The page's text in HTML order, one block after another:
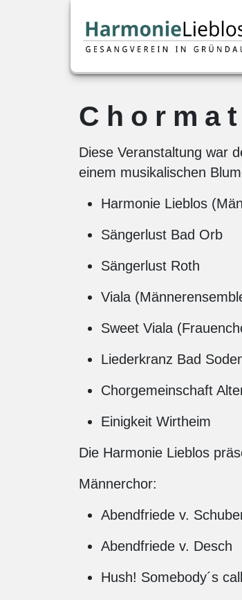
Diese Veranstaltung war
einem musikalischen
Harmonie Lieblos
Sängerlust Bad Orb
Sängerlust Roth
Viala
Sweet Viala
Liederkranz Bad
Chorgemeinschaft
Einigkeit Wirtheim
Die Harmonie Lieblos
Männerchor:
Abendfriede v.
Abendfriede v. Desch
Hush! Somebody´s